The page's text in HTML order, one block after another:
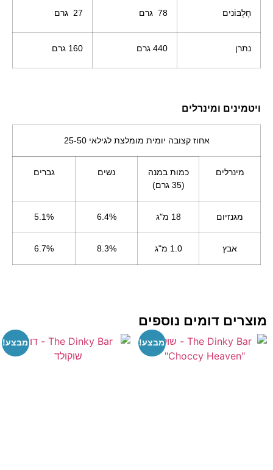
חֶלְבּוֹנים
נתרן
ומינרלים
אחוז קצובה יומית מומלצת לגילאי 25-50
מינרלים
כמות במנה
נשים גברים
מגנזיום 6.4%
5.1%
8.3%
6.7%
דומים נוספים
מבצע! מבצע!